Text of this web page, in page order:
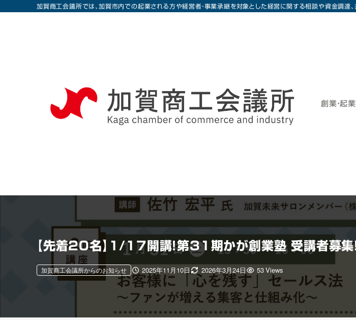
加賀商工会議所では、加賀市内での起業される方や経営者・事業承継を対象とした経営に関する相談や資金調達
創業・起
【先着20名】1/17開講！第31期かが創業塾 受講者募集
2025年11月10日 2026年3月24日
加賀商工会議所からのお知らせ 53 Views